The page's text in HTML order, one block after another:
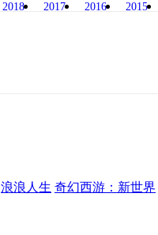
浪浪人生 奇幻西游：新世界
2018 2017 2016 2015